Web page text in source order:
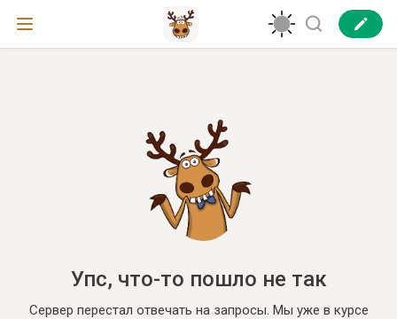
Упс, что-то пошло не так
Сервер перестал отвечать на запросы. Мы уже в курсе